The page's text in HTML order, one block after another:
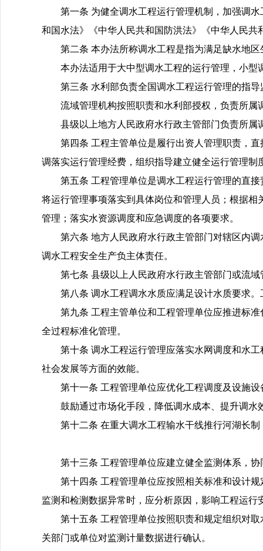
第一条 为健全调水工程运行管理机制，加强调
和国水法》《中华人民共和国防洪法》《中华人民
第二条 本办法所称调水工程是指为满足缺水地
本办法适用于大中型调水工程的运行管理，小
第三条 水利部负责全国调水工程运行管理的指导
流域管理机构按照职责和水利部授权，负责所
县级以上地方人民政府水行政主管部门负责所
第四条 工程主管单位是履行出资人管理职责，
调落实运行管理经费，组织指导建立健全运行管理
第五条 工程管理单位是调水工程运行管理的直
将运行管理事项落实到具体岗位和管理人员；根据
管理；落实水资源调度和应急调度的各项要求。
第六条 地方人民政府水行政主管部门对辖区内
调水工程安全生产负主体责任。
第七条 县级以上人民政府水行政主管部门或流
第八条 调水工程调水水质应满足设计水质要求
第九条 工程主管单位和工程管理单位应推进标
全过程标准化管理。
第十条 调水工程运行管理应落实水网调度和水
社会发展等方面的效能。
第十一条 工程管理单位应优化工程调度及设施
鼓励通过市场化手段，降低调水成本、提升调水
第十二条 在重大调水工程输水干线推行河湖长
第十三条 工程管理单位应建立健全监测体系，
第十四条 工程管理单位应按照相关标准和设计
监测和检测数据异常时，应分析原因，影响工程运行
第十五条 工程管理单位按照职责和规定组织对
关部门或单位对监测计量数据进行确认。